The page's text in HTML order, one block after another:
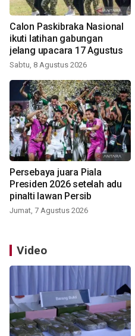
Calon Paskibraka Nasional
ikuti latihan gabungan
jelang upacara 17 Agustus
Sabtu, 8 Agustus 2026
Persebaya juara Piala
Presiden 2026 setelah adu
pinalti lawan Persib
Jumat, 7 Agustus 2026
Video